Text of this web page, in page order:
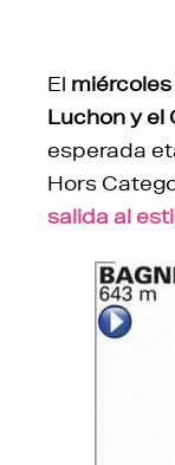
El
Luchon y el
esperada
Hors
salida al